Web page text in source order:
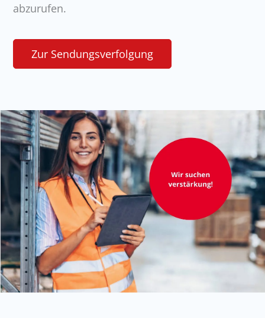
abzurufen.
Zur Sendungsverfolgung